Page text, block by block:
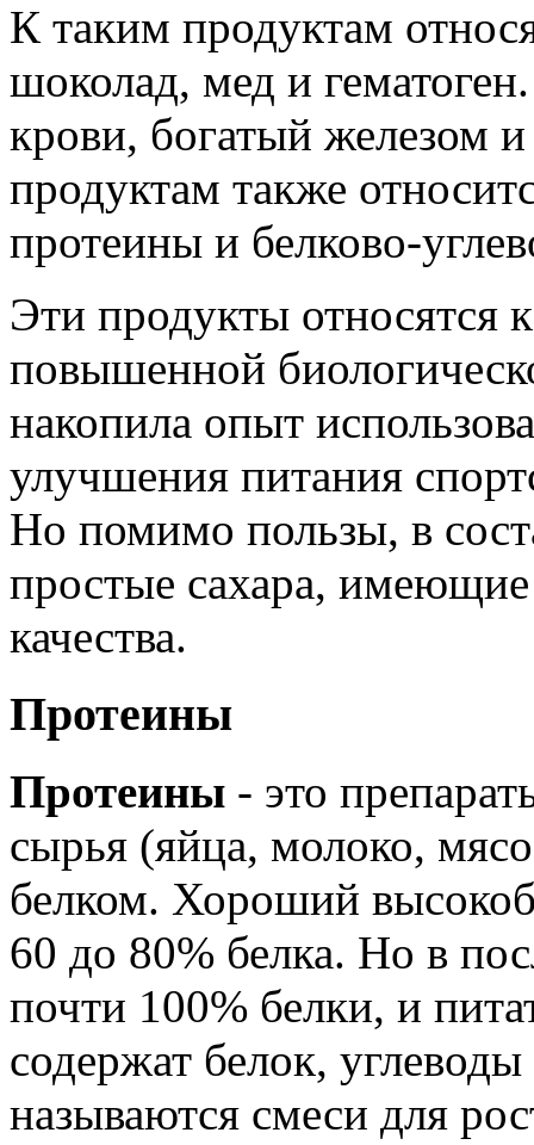
К таким продуктам
шоколад, мед и
крови, богатый железом
продуктам также
протеины и белково-
Эти продукты относятся
повышенной
накопила опыт
улучшения питания
Но помимо пользы, в
простые сахара,
качества.
Протеины
Протеины - это
сырья (яйца, молоко,
белком. Хороший
60 до 80% белка. Но в
почти 100% белки, и
содержат белок,
называются смеси для